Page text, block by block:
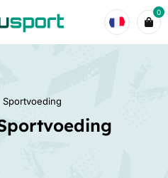
0
Sportvoeding